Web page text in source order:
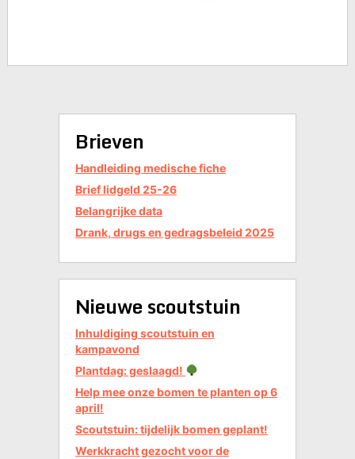
Brieven
Handleiding medische fiche
Brief lidgeld 25-26
Belangrijke data
Drank, drugs en gedragsbeleid 2025
Nieuwe scoutstuin
Inhuldiging scoutstuin en
kampavond
Plantdag: geslaagd!
Help mee onze bomen te planten op 6
april!
Scoutstuin: tijdelijk bomen geplant!
Werkkracht gezocht voor de